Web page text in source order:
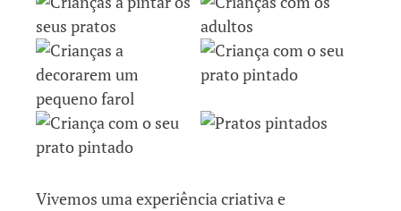
Vivemos uma experiência criativa e